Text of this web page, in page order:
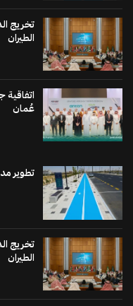
تخريج
الطيران
عُمان
تطوير
تخريج
الطيران